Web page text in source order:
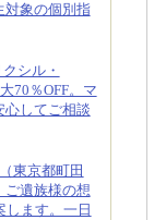
対象の個別指
シル・
70％OFF。マ
心してご相談
東京都町田
ご遺族様の想
します。一日